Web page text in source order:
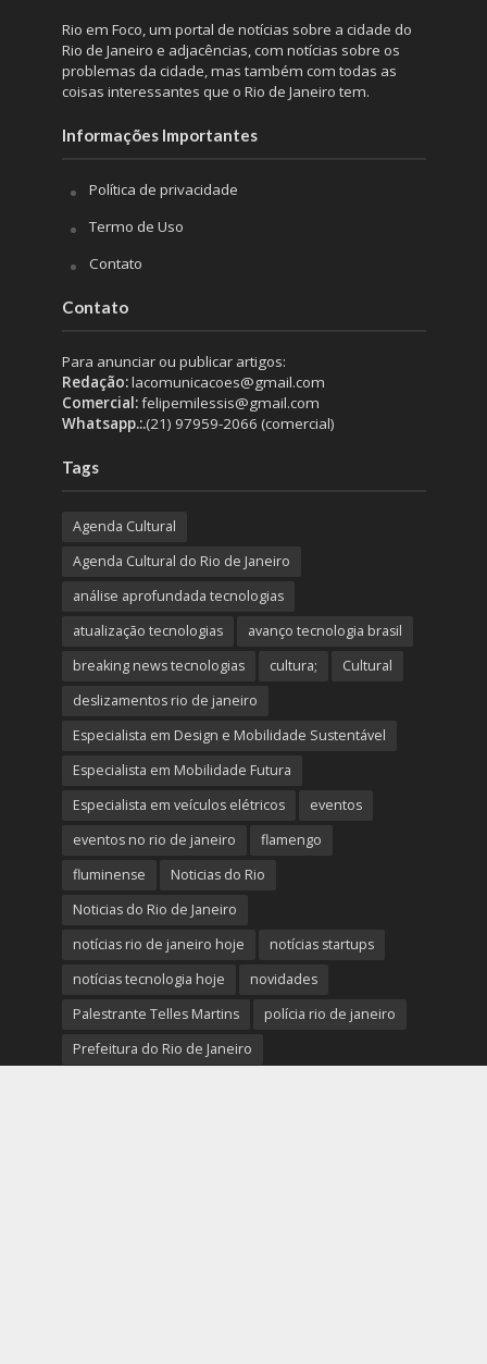
Rio em Foco, um portal de notícias sobre a cidade do
Rio de Janeiro e adjacências, com notícias sobre os
problemas da cidade, mas também com todas as
coisas interessantes que o Rio de Janeiro tem.
Informações Importantes
Política de privacidade
Termo de Uso
Contato
Contato
Para anunciar ou publicar artigos:
Redação:lacomunicacoes@gmail.com
Comercial:felipemilessis@gmail.com
Whatsapp.:.(21) 97959-2066 (comercial)
Tags
Agenda Cultural
Agenda Cultural do Rio de Janeiro
análise aprofundada tecnologias
atualização tecnologias
avanço tecnologia brasil
breaking news tecnologias
cultura;
Cultural
deslizamentos rio de janeiro
Especialista em Design e Mobilidade Sustentável
Especialista em Mobilidade Futura
Especialista em veículos elétricos
eventos
eventos no rio de janeiro
flamengo
fluminense
Noticias do Rio
Noticias do Rio de Janeiro
notícias rio de janeiro hoje
notícias startups
notícias tecnologia hoje
novidades
Palestrante Telles Martins
polícia rio de janeiro
Prefeitura do Rio de Janeiro